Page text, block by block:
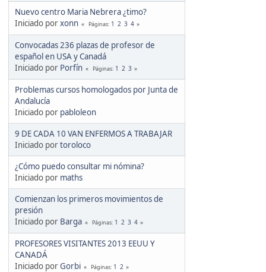
Nuevo centro Maria Nebrera ¿timo?
Iniciado porxonn Páginas 1 2 3 4
Convocadas 236 plazas de profesor de
español en USA y Canadá
Iniciado por Porfín Páginas 1 2 3
Problemas cursos homologados por Junta de
Andalucía
Iniciado por pabloleon
9 DE CADA 10 VAN ENFERMOS A TRABAJAR
Iniciado portoroloco
¿Cómo puedo consultar mi nómina?
Iniciado por maths
Comienzan los primeros movimientos de
presión
Iniciado por Barga Páginas 1 2 3 4
PROFESORES VISITANTES 2013 EEUU Y
CANADÁ
Iniciado porGorbi Páginas 1 2